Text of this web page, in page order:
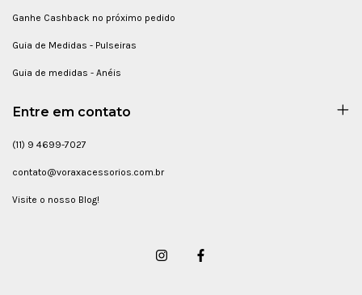
Ganhe Cashback no próximo pedido
Guia de Medidas - Pulseiras
Guia de medidas - Anéis
Entre em contato
(11) 9 4699-7027
contato@voraxacessorios.com.br
Visite o nosso Blog!